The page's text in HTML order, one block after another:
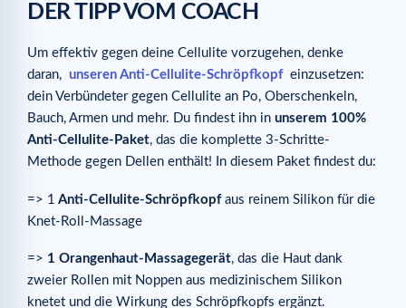
DER TIPP VOM COACH
Um effektiv gegen deine Cellulite vorzugehen, denke
daran, unseren Anti-Cellulite-Schröpfkopf einzusetzen:
dein Verbündeter gegen Cellulite an Po, Oberschenkeln,
Bauch, Armen und mehr. Du findest ihn in unserem 100%
Anti-Cellulite-Paket, das die komplette 3-Schritte-
Methode gegen Dellen enthält! In diesem Paket findest du:
=> 1 Anti-Cellulite-Schröpfkopfaus reinem Silikon für die
Knet-Roll-Massage
=> 1 Orangenhaut-Massagegerät, das die Haut dank
zweier Rollen mit Noppen aus medizinischem Silikon
knetet und die Wirkung des Schröpfkopfs ergänzt.